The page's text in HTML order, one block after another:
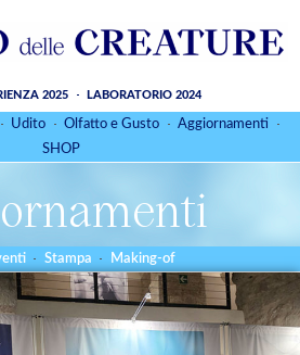
2025 LABORATORIO 2024
Udito Olfatto e Gusto
Aggiornamenti
SHOP
Stampa Making-of